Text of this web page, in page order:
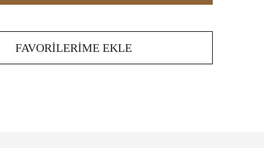
FAVORILERIME EKLE